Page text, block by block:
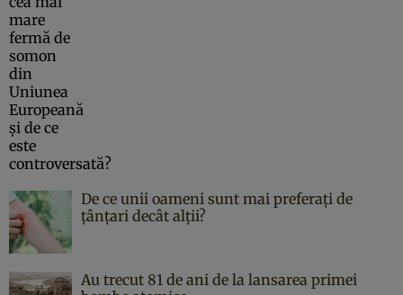
De ce unii oameni sunt mai preferați de
țânțari decât alții?
Au trecut 81 de ani de la lansarea primei